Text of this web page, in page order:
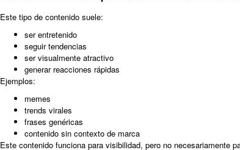
Este tipo de contenido suele:
ser entretenido
seguir tendencias
ser visualmente atractivo
generar reacciones rápidas
Ejemplos:
memes
trends virales
frases genéricas
contenido sin contexto de marca
Este contenido funciona para visibilidad, pero no necesariamente